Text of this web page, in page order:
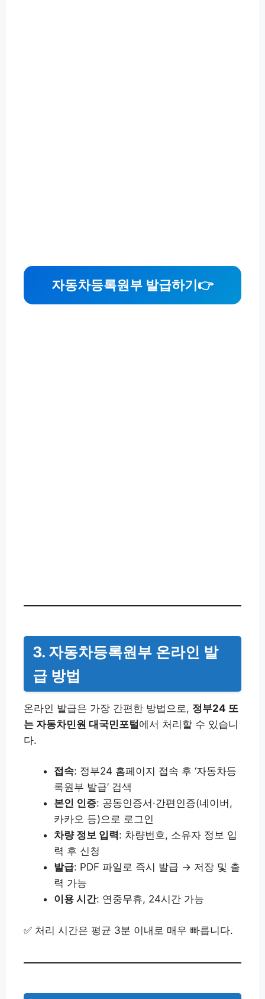
자동차등록원부 발급하기👉
3. 자동차등록원부 온라인 발
급 방법
온라인 발급은 가장 간편한 방법으로, 정부24 또
는 자동차민원 대국민포털에서 처리할 수 있습니
다.
접속: 정부24 홈페이지 접속 후 ‘자동차등
록원부 발급’ 검색
본인 인증: 공동인증서·간편인증(네이버,
카카오 등)으로 로그인
차량 정보 입력: 차량번호, 소유자 정보 입
력 후 신청
발급: PDF 파일로 즉시 발급 → 저장 및 출
력 가능
이용 시간: 연중무휴, 24시간 가능
✅ 처리 시간은 평균 3분 이내로 매우 빠릅니다.